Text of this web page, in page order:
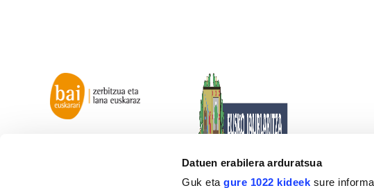
Datuen erabilera arduratsua
Guk etagure 1022 kideek sure